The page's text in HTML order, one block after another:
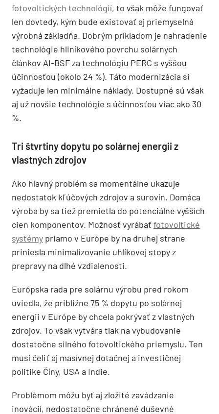
fotovoltických technológií, to však môže fungovať
len dovtedy, kým bude existovať aj priemyselná
výrobná základňa. Dobrým príkladom je nahradenie
technológie hliníkového povrchu solárnych
článkov AI-BSF za technológiu PERC s vyššou
účinnosťou (okolo 24 %). Táto modernizácia si
vyžaduje len minimálne náklady. Dostupné sú však
aj už novšie technológie s účinnosťou viac ako 30
%.
Tri štvrtiny dopytu po solárnej energii z
vlastných zdrojov
Ako hlavný problém sa momentálne ukazuje
nedostatok kľúčových zdrojov a surovín. Domáca
výroba by sa tiež premietla do potenciálne vyšších
cien komponentov. Možnosť vyrábaťfotovoltické
systémy priamo v Európe by na druhej strane
priniesla minimalizovanie uhlíkovej stopy z
prepravy na dlhé vzdialenosti.
Európska rada pre solárnu výrobu pred rokom
uviedla, že približne 75 % dopytu po solárnej
energii v Európe by chcela pokrývať z vlastných
zdrojov. To však vytvára tlak na vybudovanie
dostatočne silného fotovoltického priemyslu. Ten
musí čeliť aj masívnej dotačnej a investičnej
politike Číny, USA a Indie.
Problémom môžu byť aj zložité zavádzanie
inovácií, nedostatočne chránené duševné